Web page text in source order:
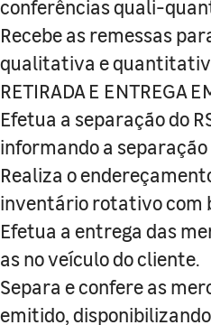
conferências quali-
Recebe as remessas
qualitativa e
RETIRADA E ENTREGA
Efetua a separação do
informando a
Realiza o
inventário rotativo com
Efetua a entrega das
as no veículo do cliente.
Separa e confere as
emitido,